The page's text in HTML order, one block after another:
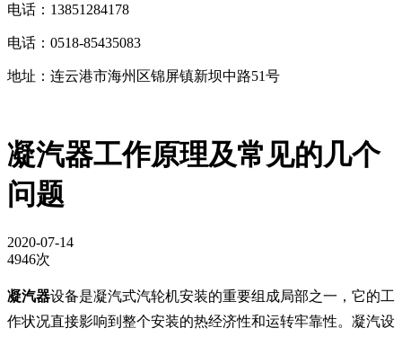
电话：13851284178
电话：0518-85435083
地址：连云港市海州区锦屏镇新坝中路51号
凝汽器工作原理及常见的几个
问题
2020-07-14
4946次
凝汽器设备是凝汽式汽轮机安装的重要组成局部之一，它的工
作状况直接影响到整个安装的热经济性和运转牢靠性。凝汽设